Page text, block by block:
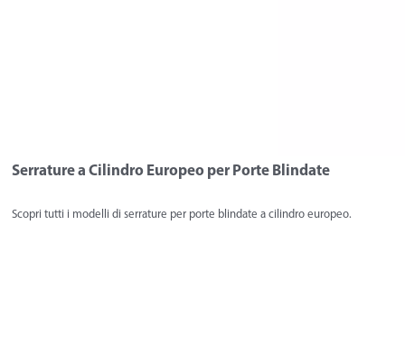
Serrature a Cilindro Europeo per Porte Blindate
Scopri tutti i modelli di serrature per porte blindate a cilindro europeo.